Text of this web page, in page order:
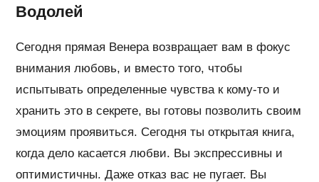
Водолей
Сегодня прямая Венера возвращает вам в фокус
внимания любовь, и вместо того, чтобы
испытывать определенные чувства к кому-то и
хранить это в секрете, вы готовы позволить своим
эмоциям проявиться. Сегодня ты открытая книга,
когда дело касается любви. Вы экспрессивны и
оптимистичны. Даже отказ вас не пугает. Вы